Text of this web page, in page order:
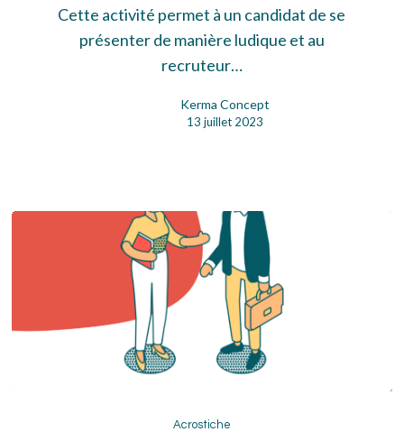
compétence
Cette activité permet à un candidat de se
présenter de manière ludique et au
recruteur…
Kerma Concept
13 juillet 2023
Acrostiche